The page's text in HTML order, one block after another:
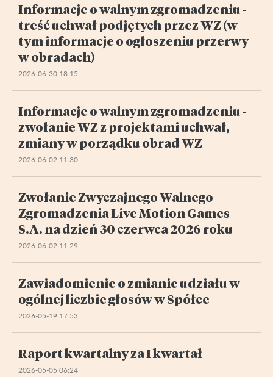
Informacje o walnym zgromadzeniu -
treść uchwał podjętych przez WZ (w
tym informacje o ogłoszeniu przerwy
w obradach)
2026-06-30 18:15
Informacje o walnym zgromadzeniu -
zwołanie WZ z projektami uchwał,
zmiany w porządku obrad WZ
2026-06-02 11:30
Zwołanie Zwyczajnego Walnego
Zgromadzenia Live Motion Games
S.A. na dzień 30 czerwca 2026 roku
2026-06-02 11:29
Zawiadomienie o zmianie udziału w
ogólnej liczbie głosów w Spółce
2026-05-19 17:53
Raport kwartalny za I kwartał
2026-05-05 06:24